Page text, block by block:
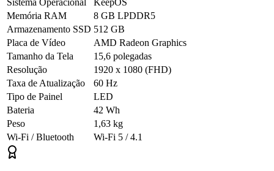
Sistema Operacional
KeepOS
Memória RAM
8 GB LPDDR5
Armazenamento SSD 512 GB
Placa de Vídeo
AMD Radeon Graphics
Tamanho da Tela
15,6 polegadas
Resolução
1920 x 1080 (FHD)
Taxa de Atualização
60 Hz
Tipo de Painel
LED
Bateria
42 Wh
Peso
1,63 kg
Wi-Fi / Bluetooth
Wi-Fi 5 / 4.1